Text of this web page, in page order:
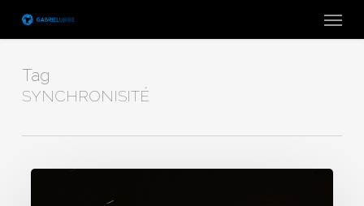
main
Tag
SYNCHRONISITÉ
Eclipse